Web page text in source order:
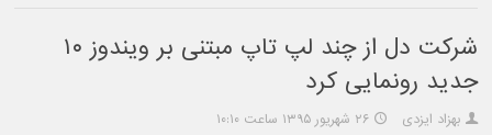
شرکت دل از چند لپ تاپ مبتنی بر ویندوز ۱۰
جدید رونمایی کرد
بهزاد ایزدی ۲۶ شهریور ۱۳۹۵ ساعت ۱۰:۱۰